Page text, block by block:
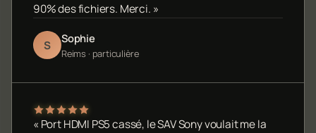
90% des fichiers. Merci. »
S Sophie
Reims · particulière
« Port HDMI PS5 cassé, le SAV Sony voulait me la